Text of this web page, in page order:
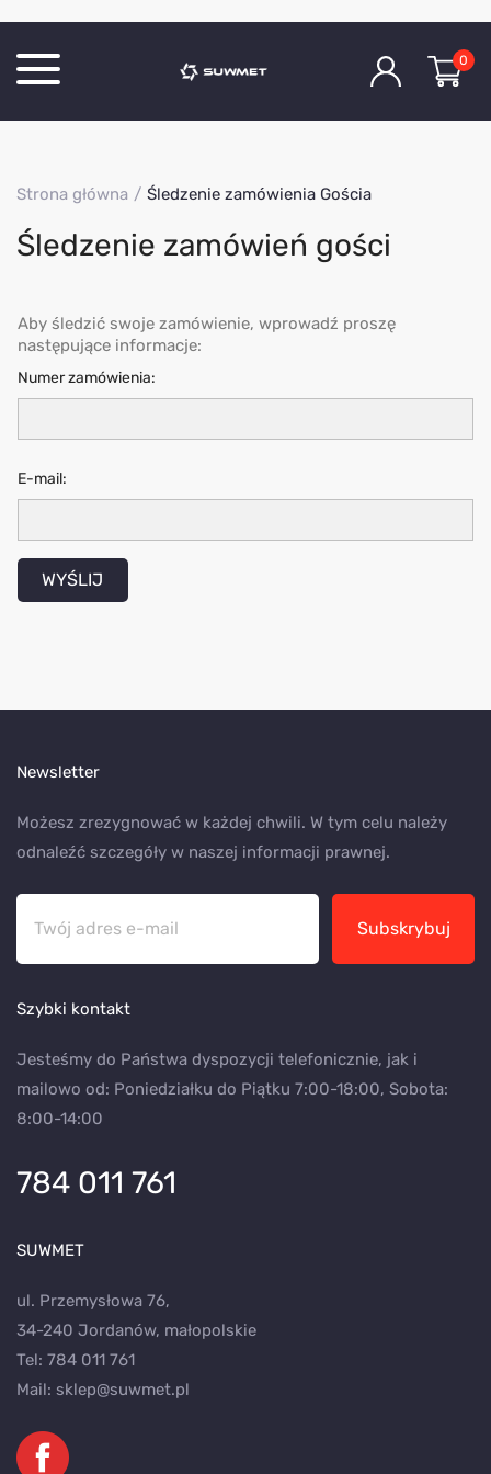
O Firmie
Aktualności
0
Strona główna Śledzenie zamówienia Gościa
Śledzenie zamówień gości
Aby śledzić swoje zamówienie, wprowadź proszę
następujące informacje:
Numer zamówienia:
E-mail:
WYŚLIJ
Newsletter
Możesz zrezygnować w każdej chwili. W tym celu należy
odnaleźć szczegóły w naszej informacji prawnej.
Subskrybuj
Szybki kontakt
Jesteśmy do Państwa dyspozycji telefonicznie, jak i
mailowo od: Poniedziałku do Piątku 7:00-18:00, Sobota:
8:00-14:00
784 011 761
SUWMET
ul. Przemysłowa 76,
34-240 Jordanów, małopolskie
Tel: 784 011 761
Mail: sklep@suwmet.pl